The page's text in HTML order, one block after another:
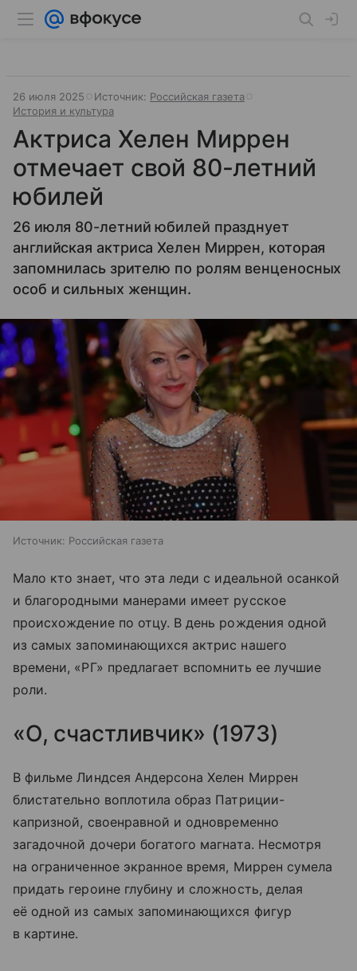
26 июля 2025 Источник: Российская газета
История и культура
Актриса Хелен Миррен
отмечает свой 80-летний
юбилей
26 июля 80-летний юбилей празднует
английская актриса Хелен Миррен, которая
запомнилась зрителю по ролям венценосных
особ и сильных женщин.
Источник: Российская газета
Мало кто знает, что эта леди с идеальной осанкой
и благородными манерами имеет русское
происхождение по отцу. В день рождения одной
из самых запоминающихся актрис нашего
времени, «РГ» предлагает вспомнить ее лучшие
роли.
«О, счастливчик» (1973)
В фильме Линдсея Андерсона Хелен Миррен
блистательно воплотила образ Патриции-
капризной, своенравной и одновременно
загадочной дочери богатого магната. Несмотря
на ограниченное экранное время, Миррен сумела
придать героине глубину и сложность, делая
её одной из самых запоминающихся фигур
в картине.